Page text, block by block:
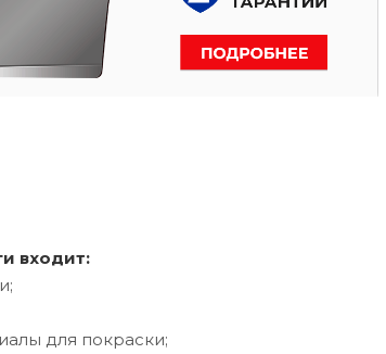
входит:
для покраски;